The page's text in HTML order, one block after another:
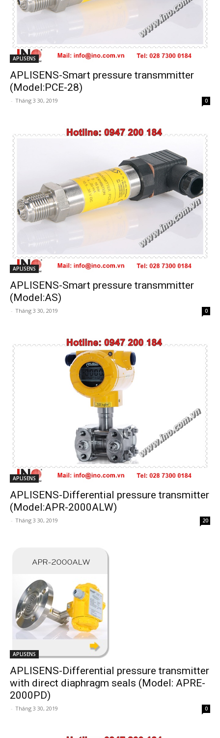
APLISENS
APLISENS-Smart pressure transmmitter
(Model:PCE-28)
- Tháng 3 30, 2019 0
APLISENS
APLISENS-Smart pressure transmmitter
(Model:AS)
- Tháng 3 30, 2019 0
APLISENS
APLISENS-Differential pressure transmitter
(Model:APR-2000ALW)
- Tháng 3 30, 2019 20
APLISENS
APLISENS-Differential pressure transmitter
with direct diaphragm seals (Model: APRE-
2000PD)
- Tháng 3 30, 2019 0